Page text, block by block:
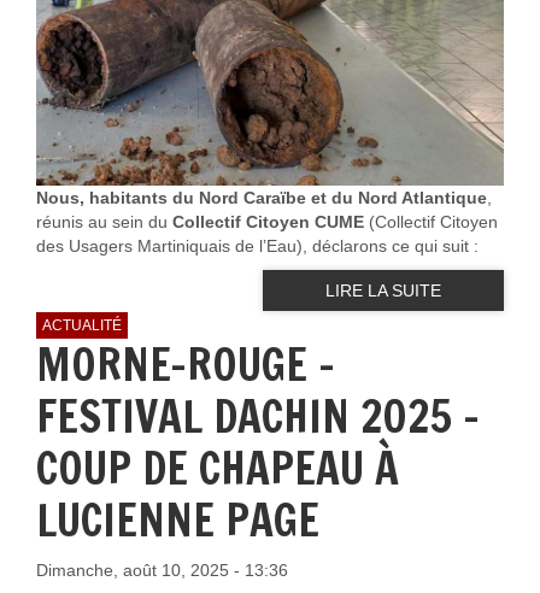
Nous, habitants du Nord Caraïbe et du Nord Atlantique
réunis au sein du Collectif Citoyen CUME (Collectif Citoyen
des Usagers Martiniquais de l’Eau), déclarons ce qui suit :
LIRE LA SUITE
ACTUALITÉ
MORNE-ROUGE -
FESTIVAL DACHIN 2025 –
COUP DE CHAPEAU À
LUCIENNE PAGE
Dimanche, août 10, 2025 - 13:36